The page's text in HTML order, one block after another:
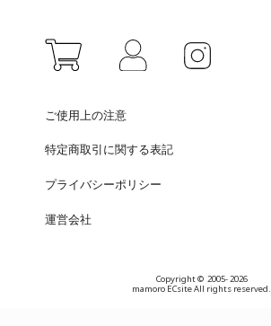
ご使用上の注意
特定商取引に関する表記
プライバシーポリシー
運営会社
Copyright © 2005- 2026
mamoro ECsite All rights reserved.